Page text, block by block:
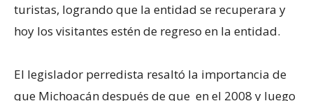
turistas, logrando que la entidad se recuperara y
hoy los visitantes estén de regreso en la entidad.
El legislador perredista resaltó la importancia de
que Michoacán después de que en el 2008 y luego